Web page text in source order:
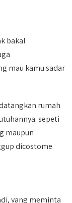
bakal
mau kamu sadar
rumah
sepeti
maupun
dicostome
yang meminta